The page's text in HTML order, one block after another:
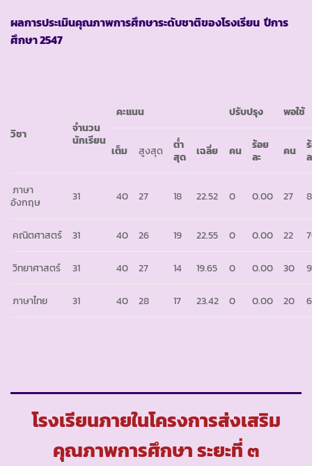
ผลการประเมินคุณภาพการศึกษาระดับชาติของโรงเรียน ปีการ
ศึกษา 2547
วิชา
จำนวน
นักเรียน
คะแนน ปรับปรุง พอใช้
เต็ม สูงสุด
ต่ำ
สุด
เฉลี่ย คน
ร้อย
ละ
คน
ภาษา
อังกฤษ
31 40 27 18 22.52 0 0.00 27
คณิตศาสตร์ 31 40 26 19 22.55 0 0.00 22
วิทยาศาสตร์ 31 40 27 14 19.65 0 0.00 30
ภาษาไทย 31 40 28 17 23.42 0 0.00 20
โรงเรียนภายในโครงการส่งเสริม
คุณภาพการศึกษา ระยะที่ ๓